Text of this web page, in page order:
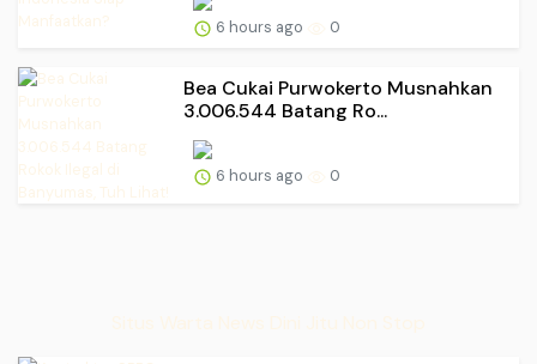
6 hours ago 0
Bea Cukai Purwokerto Musnahkan
3.006.544 Batang Ro...
6 hours ago 0